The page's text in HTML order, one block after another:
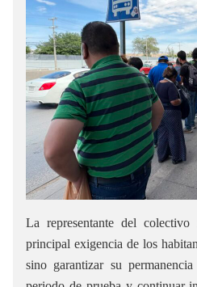
La representante del
principal exigencia de los
sino garantizar su